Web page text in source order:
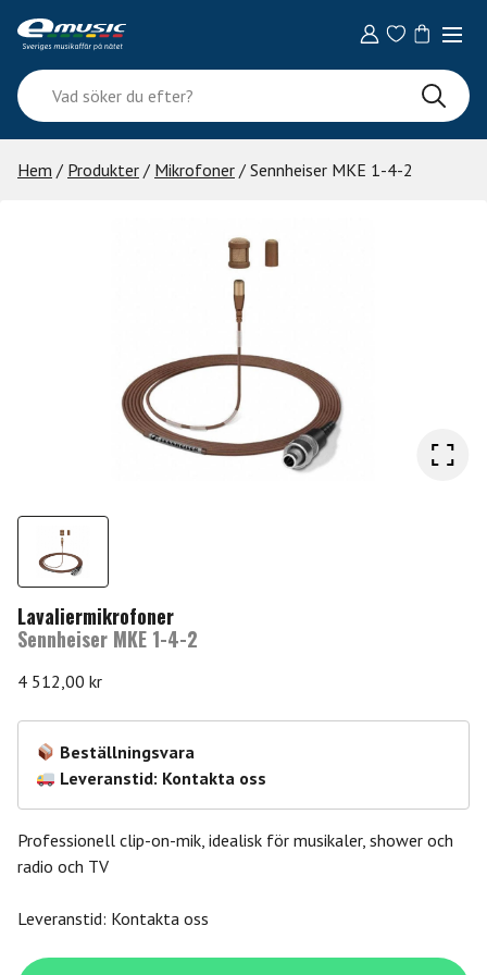
content
Vad
söker
du
efter?
Hem / Produkter / Mikrofoner / Sennheiser MKE 1-4-2
Lavaliermikrofoner
Sennheiser MKE 1-4-2
4 512,00 kr
Beställningsvara
Leveranstid: Kontakta oss
Professionell clip-on-mik, idealisk för musikaler, shower och
radio och TV
Leveranstid: Kontakta oss
Sennheiser